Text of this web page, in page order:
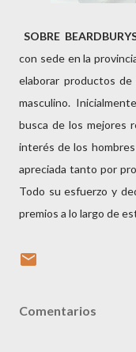
SOBRE
con sede en la
elaborar productos de
masculino.
busca de los mejores
interés de los
apreciada tanto por
Todo su esfuerzo y
premios a lo largo de
Comentarios